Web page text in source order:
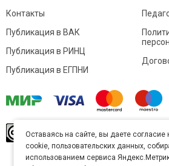
Контакты
Публикация в ВАК
Публикация в РИНЦ
Публикация в ЕГПНИ
произведение
Commons «Attribution»
Непортированная.
Оставаясь на сайте, вы даете согласие
cookie, пользовательских данных,
использованием сервиса